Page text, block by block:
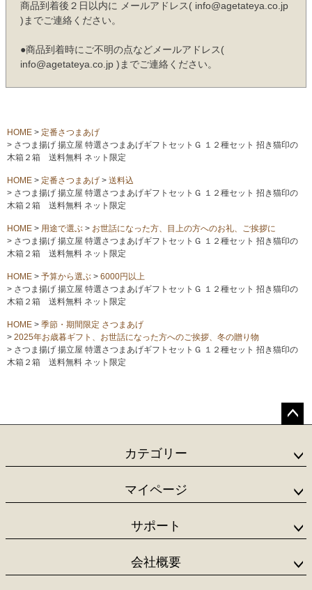
商品到着後２日以内に メールアドレス( info@agetateya.co.jp
)までご連絡ください。
●商品到着時にご不明の点などメールアドレス(
info@agetateya.co.jp )までご連絡ください。
HOME
定番さつまあげ
さつま揚げ 揚立屋 特選さつまあげギフトセットＧ １２種セット 招き猫印の
木箱２箱 送料無料 ネット限定
HOME 定番さつまあげ
送料込
さつま揚げ 揚立屋 特選さつまあげギフトセットＧ １２種セット 招き猫印の
木箱２箱 送料無料 ネット限定
HOME 用途で選ぶ
お世話になった方、目上の方へのお礼、ご挨拶に
さつま揚げ 揚立屋 特選さつまあげギフトセットＧ １２種セット 招き猫印の
木箱２箱 送料無料 ネット限定
HOME 予算から選ぶ
6000円以上
さつま揚げ 揚立屋 特選さつまあげギフトセットＧ １２種セット 招き猫印の
木箱２箱 送料無料 ネット限定
HOME
季節・期間限定 さつまあげ
2025年お歳暮ギフト、お世話になった方へのご挨拶、冬の贈り物
さつま揚げ 揚立屋 特選さつまあげギフトセットＧ １２種セット 招き猫印の
木箱２箱 送料無料 ネット限定
ップ
カテゴリー
マイページ
サポート
会社概要